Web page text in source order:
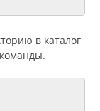
в каталог